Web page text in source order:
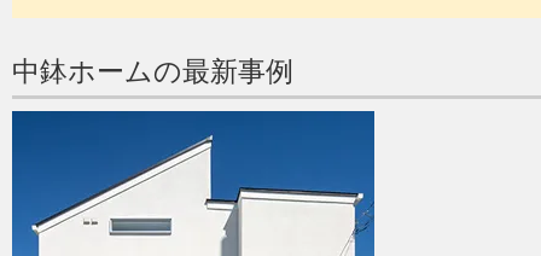
中鉢ホームの最新事例